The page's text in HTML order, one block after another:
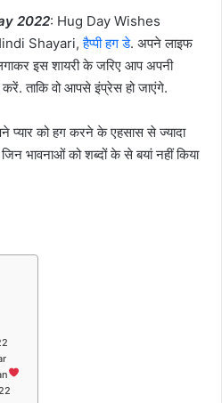
2022: Hug Day Wishes
Shayari,हैप्पी हग डे. अपने लाइफ
इस शायरी के जरिए आप अपनी
करें. ताकि वो आपसे इंप्रेस हो जाएंगे.
प्यार को हग करने के एहसास से ज्यादा
भावनाओं को शब्दों के से बयां नहीं किया